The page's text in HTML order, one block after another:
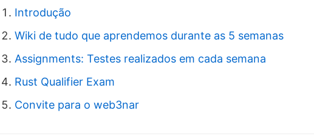
Introdução
Wiki de tudo que aprendemos durante as 5 semanas
Assignments: Testes realizados em cada semana
Rust Qualifier Exam
Convite para o web3nar